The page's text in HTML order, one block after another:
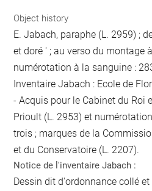
Object history
E. Jabach, paraphe (L. 2959) ;
et doré ' ; au verso du montage
numérotation à la sanguine :
Inventaire Jabach : Ecole de
- Acquis pour le Cabinet du Roi
Prioult (L. 2953) et
trois ; marques de la
et du Conservatoire (L. 2207).
Notice de l'inventaire Jabach :
Dessin dit d'ordonnance collé